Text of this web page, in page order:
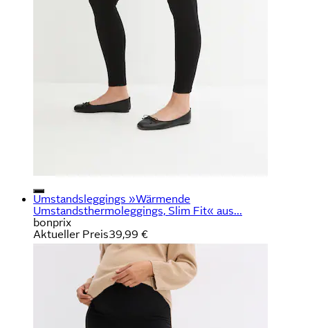
Umstandsleggings »Wärmende
Umstandsthermoleggings, Slim Fit« aus...
bonprix
Aktueller Preis39,99 €